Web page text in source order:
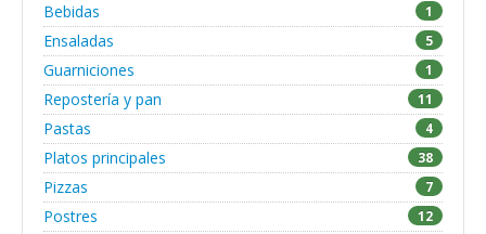
Bebidas 1
Ensaladas 5
Guarniciones 1
Repostería y pan 11
Pastas 4
Platos principales 38
Pizzas 7
Postres 12